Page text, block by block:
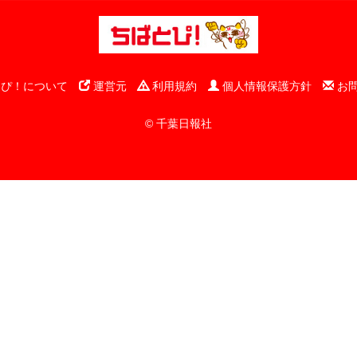
！について 運営元 利用規約 個人情報保護方針 お
© 千葉日報社